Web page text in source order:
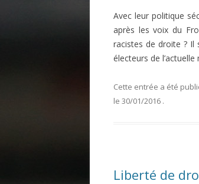
Avec leur politique
après les voix du
racistes de droite ? Il
électeurs de
Cette entrée a été
le 30/01/2016 .
Liberté de